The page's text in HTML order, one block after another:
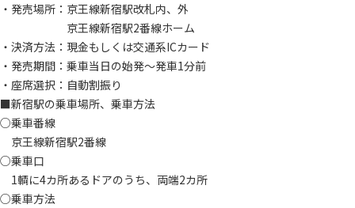
・発売場所：京王線新宿駅改札内、外
京王線新宿駅2番線ホーム
・決済方法：現金もしくは交通系ICカード
・発売期間：乗車当日の始発～発車1分前
・座席選択：自動割振り
■新宿駅の乗車場所、乗車方法
○乗車番線
京王線新宿駅2番線
○乗車口
1輌に4カ所あるドアのうち、両端2カ所
○乗車方法